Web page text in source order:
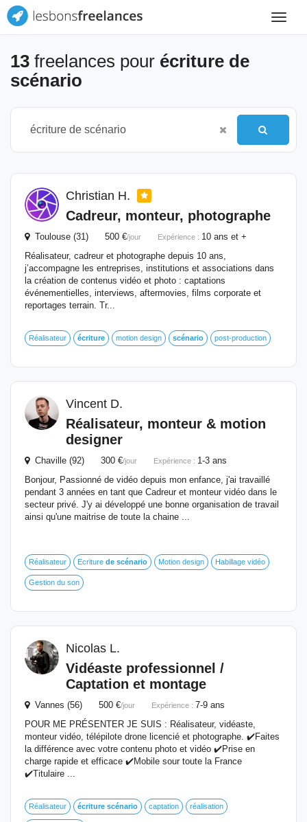
Toggle
13 freelances pour écriture de
scénario
Christian H.
Cadreur, monteur, photographe
Toulouse (31) 500 €/jour Expérience : 10 ans et +
Réalisateur, cadreur et photographe depuis 10 ans,
j’accompagne les entreprises, institutions et associations dans
la création de contenus vidéo et photo : captations
événementielles, interviews, aftermovies, films corporate et
reportages terrain. Tr...
Réalisateur écriture motion design scénario post-production
Vincent D.
Réalisateur, monteur & motion
designer
Chaville (92) 300 €/jour Expérience : 1-3 ans
Bonjour, Passionné de vidéo depuis mon enfance, j'ai travaillé
pendant 3 années en tant que Cadreur et monteur vidéo dans le
secteur privé. J'y ai développé une bonne organisation de travail
ainsi qu'une maitrise de toute la chaine ...
Réalisateur Ecriture de scénario Motion design Habillage vidéo
Gestion du son
Nicolas L.
Vidéaste professionnel /
Captation et montage
Vannes (56) 500 €/jour Expérience : 7-9 ans
POUR ME PRÉSENTER JE SUIS : Réalisateur, vidéaste,
monteur vidéo, télépilote drone licencié et photographe. ✔️Faites
la différence avec votre contenu photo et vidéo ✔️Prise en
charge rapide et efficace ✔️Mobile sour toute la France
✔️Titulaire ...
Réalisateur écriture scénario captation réalisation